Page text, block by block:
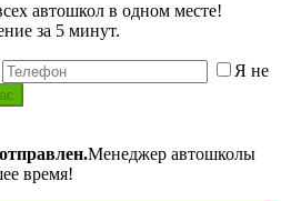
автошкол в одном месте!
за 5 минут.
Я не
Менеджер автошколы
время!